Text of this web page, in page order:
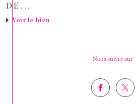
DE...
Voir le bien
Nous suivre sur